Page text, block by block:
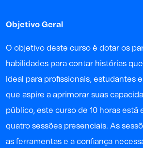
Objetivo Geral
O objetivo deste curso é dotar os
habilidades para contar histórias
Ideal para profissionais, estudantes
que aspire a aprimorar suas
público, este curso de 10 horas está
quatro sessões presenciais. As
as ferramentas e a confiança